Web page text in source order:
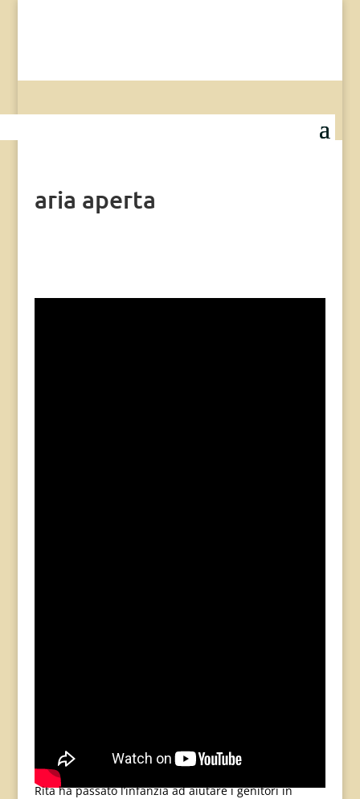
aria aperta
Rita ha passato l’infanzia ad aiutare i genitori in